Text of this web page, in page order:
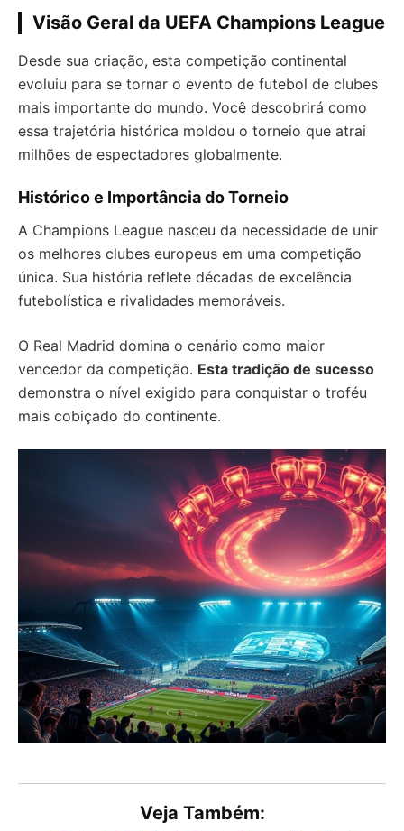
Visão Geral da UEFA Champions League
Desde sua criação, esta competição continental
evoluiu para se tornar o evento de futebol de clubes
mais importante do mundo. Você descobrirá como
essa trajetória histórica moldou o torneio que atrai
milhões de espectadores globalmente.
Histórico e Importância do Torneio
A Champions League nasceu da necessidade de unir
os melhores clubes europeus em uma competição
única. Sua história reflete décadas de excelência
futebolística e rivalidades memoráveis.
O Real Madrid domina o cenário como maior
vencedor da competição. Esta tradição de sucesso
demonstra o nível exigido para conquistar o troféu
mais cobiçado do continente.
Veja Também: